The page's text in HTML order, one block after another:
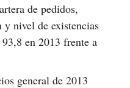
de pedidos,
y nivel de existencias
en 2013 frente a
general de 2013